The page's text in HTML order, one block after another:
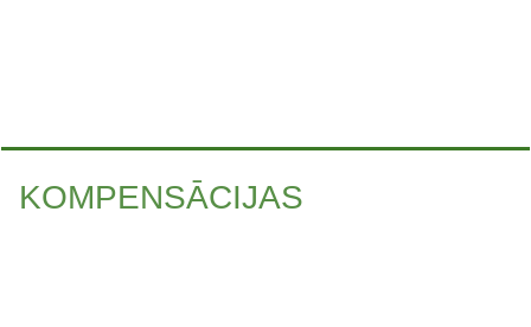
KOMPENSĀCIJAS